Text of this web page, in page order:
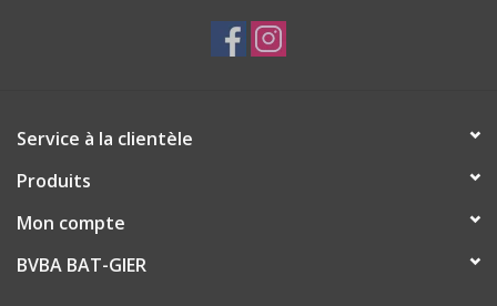
Service à la clientèle
Produits
Mon compte
BVBA BAT-GIER